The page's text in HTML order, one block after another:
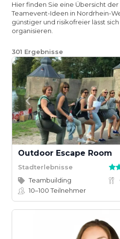
Hier finden Sie eine Übersicht
Teamevent-Ideen in Nordrhein-
günstiger und risikofreier lässt
organisieren.
301 Ergebnisse
Outdoor Escape Room
Stadterlebnisse
Teambuilding
10–100Teilnehmer